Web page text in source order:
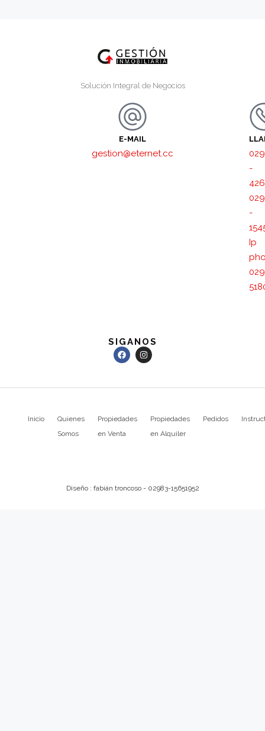
Solución Integral de Negocios
E-MAIL
gestion@eternet.cc
-
-
Ip
SIGANOS
Inicio
Quienes
Somos
Propiedades
en Venta
Propiedades
en Alquiler
Pedidos
Diseño : fabián troncoso - 02983-15651952